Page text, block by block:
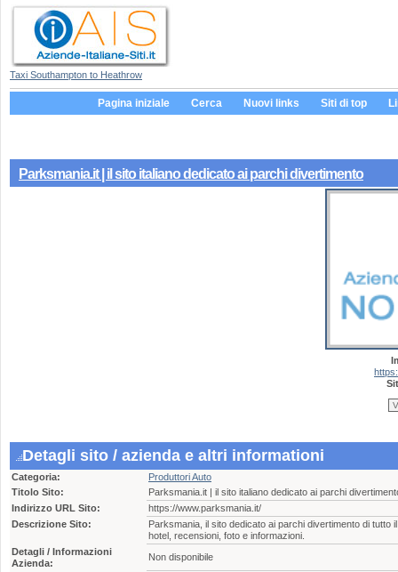
Taxi Southampton to Heathrow
Pagina iniziale Cerca Nuovi links Siti di top
Parksmania.it | il sito italiano dedicato ai parchi divertimento
Detagli sito / azienda e altri informationi
Categoria:
Produttori Auto
Titolo Sito:
Parksmania.it | il sito italiano dedicato ai parchi
Indirizzo URL Sito:
https://www.parksmania.it/
Descrizione Sito:
Parksmania, il sito dedicato ai parchi divertimento di tutto
hotel, recensioni, foto e informazioni.
Detagli / Informazioni
Azienda:
Non disponibile